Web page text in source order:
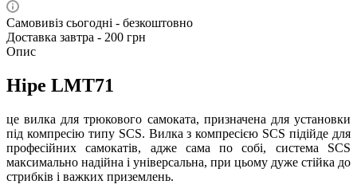
Самовивіз сьогодні - безкоштовно
Доставка завтра - 200 грн
Опис
Hipe LMT71
це вилка для трюкового самоката, призначена для установки
під компресію типу SCS. Вилка з компресією SCS підійде для
професійних самокатів, адже сама по собі, система SCS
максимально надійна і універсальна, при цьому дуже стійка до
стрибків і важких приземлень.